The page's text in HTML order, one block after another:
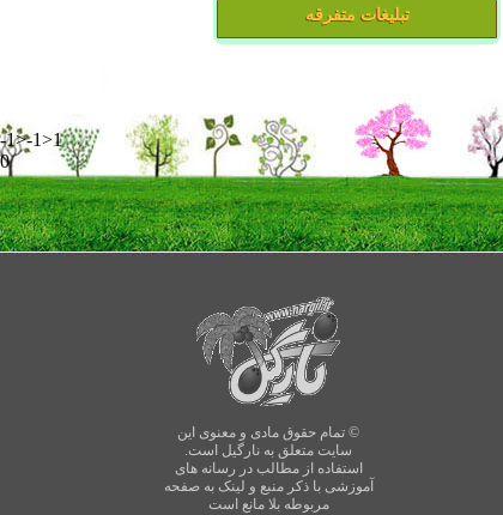
تبلیغات متفرقه
-1>-1>1
0
© تمام حقوق مادی و معنوی این
سایت متعلق به نارگیل است.
استفاده از مطالب در رسانه های
آموزشی با ذکر منبع و لینک به صفحه
مربوطه بلا مانع است